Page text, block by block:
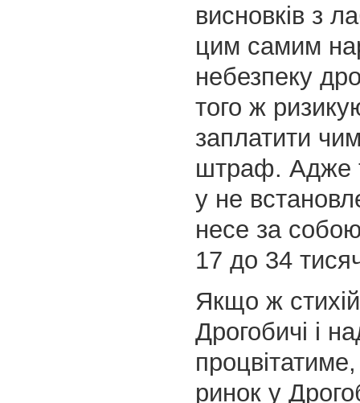
висновків з
цим самим
небезпеку
того ж
заплатити
штраф. Адже
у не
несе за
17 до 34
Якщо ж
Дрогобичі і
ринок у